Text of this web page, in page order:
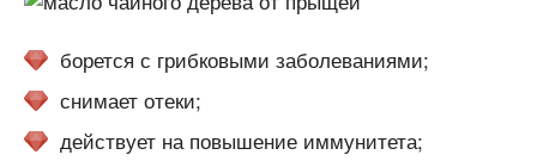
борется с грибковыми заболеваниями;
снимает отеки;
действует на повышение иммунитета;